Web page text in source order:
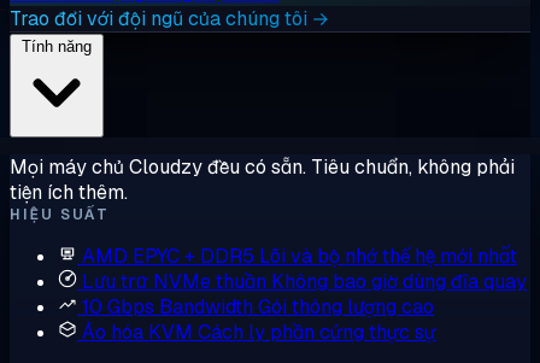
Trao đổi với đội ngũ của chúng tôi →
Mọi máy chủ Cloudzy đều có sẵn. Tiêu chuẩn, không phải
tiện ích thêm.
HIỆU SUẤT
AMD EPYC + DDR5 Lõi và bộ nhớ thế hệ mới nhất
Lưu trữ NVMe thuần Không bao giờ dùng đĩa quay
10 Gbps Bandwidth Gói thông lượng cao
Ảo hóa KVM Cách ly phần cứng thực sự